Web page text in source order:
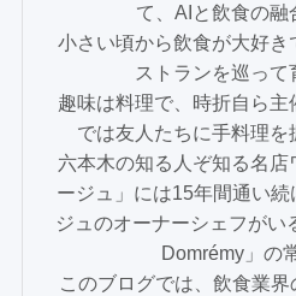
て、AIと飲食の融
小さい頃から飲食が大好き
ストランを巡って
趣味は料理で、時折自ら主
では友人たちに手料理を
六本木の知る人ぞ知る名
ージュ」には15年間通い
ジュのオーナーシェフがい
Domrémy」の
このブログでは、飲食業